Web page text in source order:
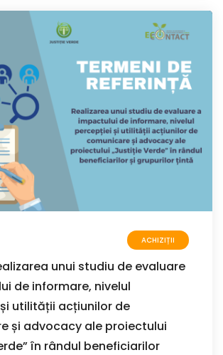
ACHIZIȚII
unui studiu de evaluare
de informare, nivelul
utilității acțiunilor de
și advocacy ale proiectului
în rândul beneficiarilor